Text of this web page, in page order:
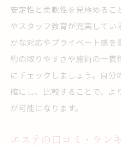
安定性と柔軟性を見極めるこ
やスタッフ教育が充実してい
かな対応やプライベート感を
約の取りやすさや施術の一貫
にチェックしましょう。自
確にし、比較することで、よ
が可能になります。
エステの口コミ・ラン